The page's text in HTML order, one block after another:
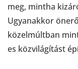
meg, mintha
Ugyanakkor
közelmúltban
es közvilágítást